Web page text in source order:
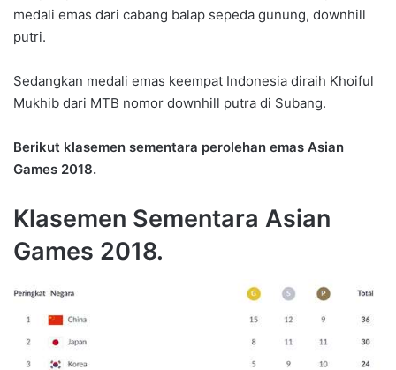
medali emas dari cabang balap sepeda gunung, downhill
putri.
Sedangkan medali emas keempat Indonesia diraih Khoiful
Mukhib dari MTB nomor downhill putra di Subang.
Berikut klasemen sementara perolehan emas Asian
Games 2018.
Klasemen Sementara Asian
Games 2018.